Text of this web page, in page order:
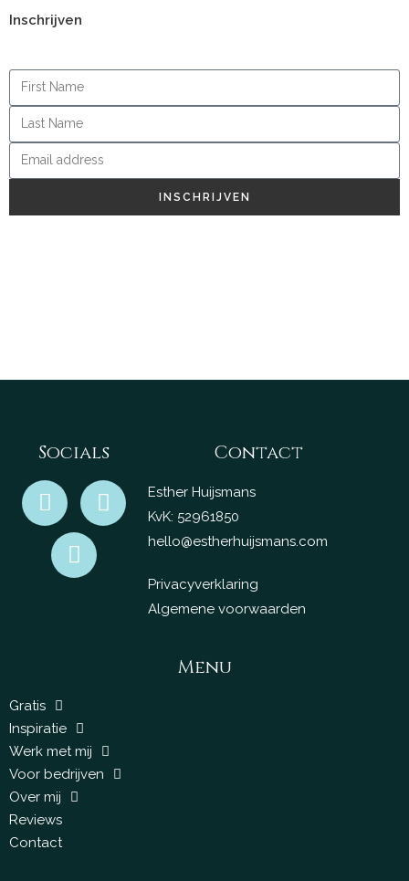
Inschrijven
INSCHRIJVEN
Menu
Gratis
Inspiratie
Werk met mij
Voor bedrijven
Over mij
Reviews
Contact
Contact
Esther Huijsmans
KvK: 52961850
hello@estherhuijsmans.com
Privacyverklaring
Algemene voorwaarden
Socials